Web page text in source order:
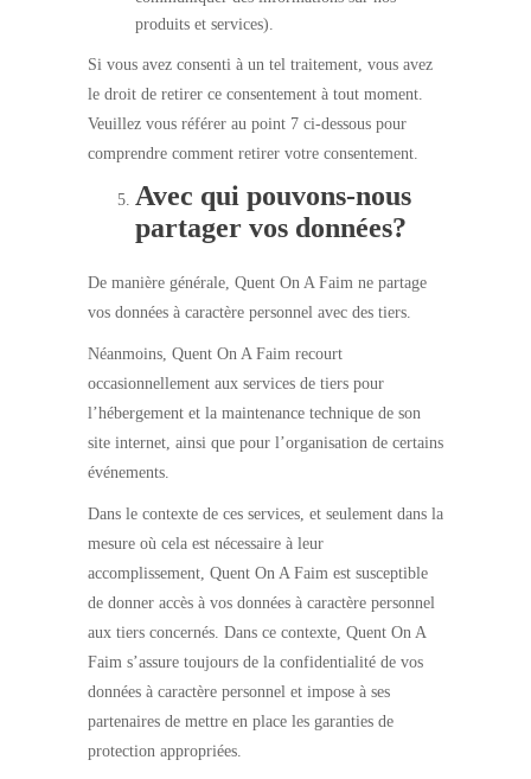
produits et services).
Si vous avez consenti à un tel traitement, vous avez
le droit de retirer ce consentement à tout moment.
Veuillez vous référer au point 7 ci-dessous pour
comprendre comment retirer votre consentement.
Avec qui pouvons-nous
partager vos données?
De manière générale, Quent On A Faim ne partage
vos données à caractère personnel avec des tiers.
Néanmoins, Quent On A Faim recourt
occasionnellement aux services de tiers pour
l’hébergement et la maintenance technique de son
site internet, ainsi que pour l’organisation de certains
événements.
Dans le contexte de ces services, et seulement dans la
mesure où cela est nécessaire à leur
accomplissement, Quent On A Faim est susceptible
de donner accès à vos données à caractère personnel
aux tiers concernés. Dans ce contexte, Quent On A
Faim s’assure toujours de la confidentialité de vos
données à caractère personnel et impose à ses
partenaires de mettre en place les garanties de
protection appropriées.